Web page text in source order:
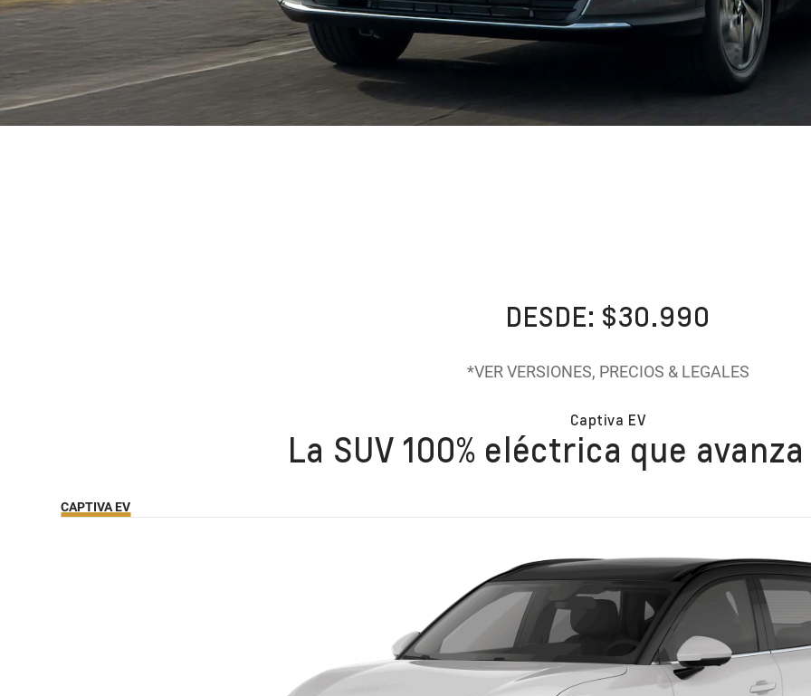
DESDE: $30.990
*VER VERSIONES, PRECIOS & LEGALES
Captiva EV
La SUV 100% eléctrica que
CAPTIVA EV